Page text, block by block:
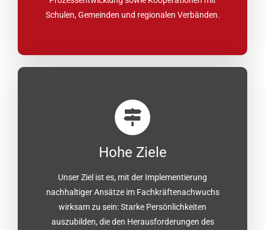
Schulen, Gemeinden und regionalen Verbänden.
Hohe Ziele
Unser Ziel ist es, mit der Implementierung
nachhaltiger Ansätze im Fachkräftenachwuchs
wirksam zu sein: Starke Persönlichkeiten
auszubilden, die den Herausforderungen des